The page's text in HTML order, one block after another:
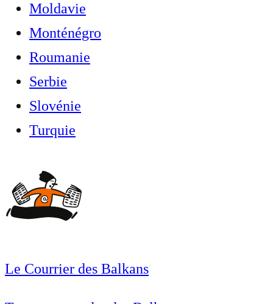
Moldavie
Monténégro
Roumanie
Serbie
Slovénie
Turquie
Le Courrier des Balkans